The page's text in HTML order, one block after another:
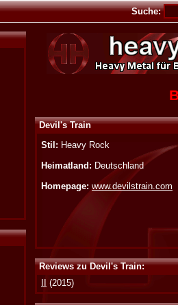
Suche:
Devil's Train
Stil: Heavy Rock
Heimatland: Deutschland
Homepage: www.devilstrain.com
Reviews zu Devil's Train:
II (2015)